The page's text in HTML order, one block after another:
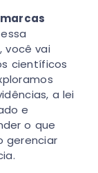
você vai
científicos
a lei
e
o que
gerenciar